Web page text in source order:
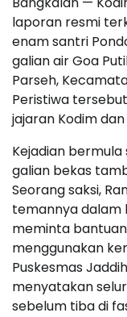
laporan resmi
enam santri
galian air Goa
Parseh,
Peristiwa
jajaran Kodim
Kejadian
galian bekas
Seorang saksi,
temannya dalam
meminta
menggunakan
Puskesmas
menyatakan
sebelum tiba di